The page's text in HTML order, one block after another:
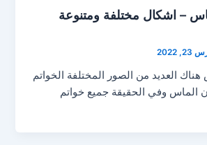
– اشكال مختلفة ومتنوعة
2022
العديد من الصور المختلفة الخواتم
الماس وفي الحقيقة جميع خواتم